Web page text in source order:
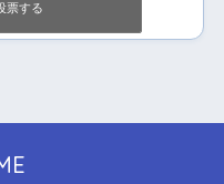
票する